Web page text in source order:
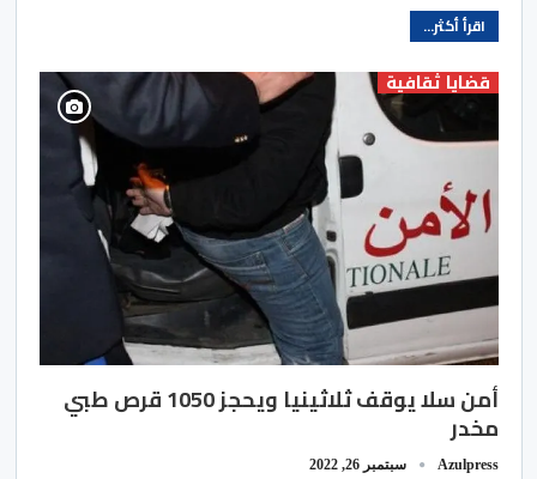
اقرأ أكثر...
قضايا ثقافية
أمن سلا يوقف ثلاثينيا ويحجز 1050 قرص طبي
مخدر
Azulpress سبتمبر 26, 2022